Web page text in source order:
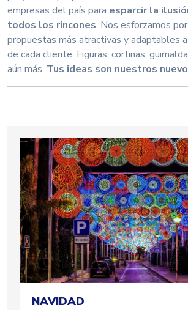
empresas del país para esparcir la
todos los rincones. Nos esforzamos
propuestas más atractivas y adaptables
de cada cliente. Figuras, cortinas,
aún más. Tus ideas son nuestros
NAVIDAD